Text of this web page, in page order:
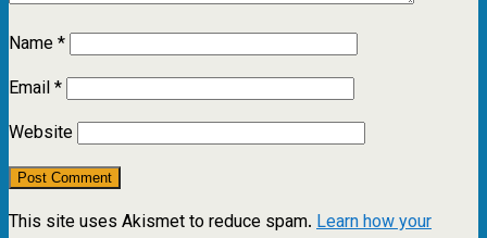
Name*
Email*
Website
This site uses Akismet to reduce spam. Learn how your